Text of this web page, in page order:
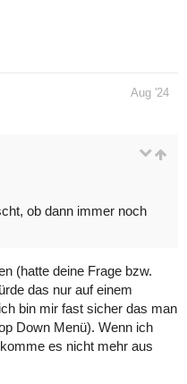
Aug '24
ob dann immer noch
(hatte deine Frage bzw.
das nur auf einem
bin mir fast sicher das man
Down Menü). Wenn ich
es nicht mehr aus